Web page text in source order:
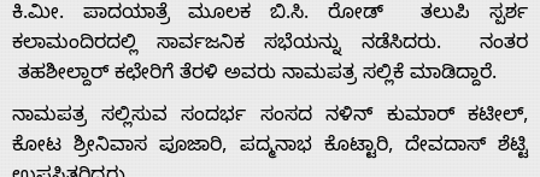
ಕಿ.ಮೀ. ಪಾದಯಾತ್ರೆ ಮೂಲಕ ಬಿ.ಸಿ. ರೋಡ್ ತಲುಪಿ ಸ್ಪರ್ಶ
ಕಲಾಮಂದಿರದಲ್ಲಿ ಸಾರ್ವಜನಿಕ ಸಭೆಯನ್ನು ನಡೆಸಿದರು. ನಂತರ
ತಹಶೀಲ್ದಾರ್ ಕಛೇರಿಗೆ ತೆರಳಿ ಅವರು ನಾಮಪತ್ರ ಸಲ್ಲಿಕೆ ಮಾಡಿದ್ದಾರೆ.
ನಾಮಪತ್ರ ಸಲ್ಲಿಸುವ ಸಂದರ್ಭ ಸಂಸದ ನಳಿನ್ ಕುಮಾರ್ ಕಟೀಲ್,
ಕೋಟ ಶ್ರೀನಿವಾಸ ಪೂಜಾರಿ, ಪದ್ಮನಾಭ ಕೊಟ್ಟಾರಿ, ದೇವದಾಸ್ ಶೆಟ್ಟಿ